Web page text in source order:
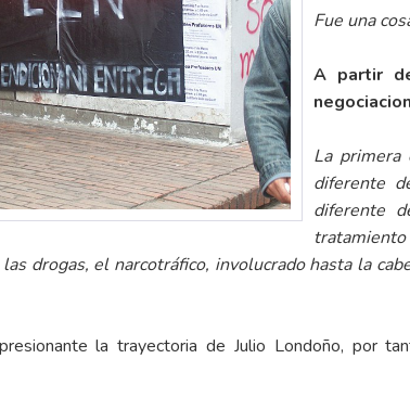
Fue una
A partir
La primera
diferente
diferente
drogas, el narcotráfico, involucrado hasta la
la trayectoria de Julio Londoño, por